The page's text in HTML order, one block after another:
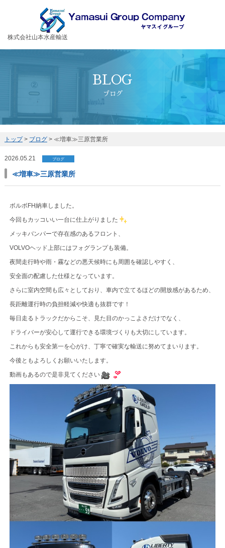
お客様の大切な荷物を安全・丁寧に運送するヤマスイグループ
株式会社山本水産輸送
BLOG
ブログ
トップ> ブログ> ≪増車≫三原営業所
2026.05.21 ブログ
≪増車≫三原営業所
ボルボFH納車しました。
今回もカッコいい一台に仕上がりました
メッキバンパーで存在感のあるフロント、
VOLVOヘッド上部にはフォグランプも装備。
夜間走行時や雨・霧などの悪天候時にも周囲を確認しやすく、
安全面の配慮した仕様となっています。
さらに室内空間も広々としており、車内で立てるほどの開放感があるため、
長距離運行時の負担軽減や快適も抜群です！
毎日走るトラックだからこそ、見た目のかっこよさだけでなく、
ドライバーが安心して運行できる環境づくりも大切にしています。
これからも安全第一を心がけ、丁寧で確実な輸送に努めてまいります。
今後ともよろしくお願いいたします。
動画もあるので是非見てください